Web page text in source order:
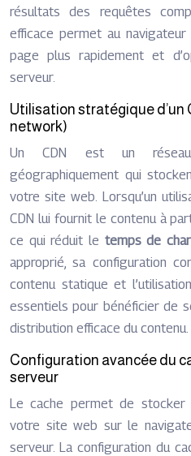
résultats des requêtes
efficace permet au
page plus rapidement et
serveur.
Utilisation stratégique d’un
network)
Un CDN est un
géographiquement qui
votre site web. Lorsqu’un
CDN lui fournit le contenu à
ce qui réduit le temps de
approprié, sa configuration
contenu statique et
essentiels pour bénéficier de
distribution efficace du contenu.
Configuration avancée du
serveur
Le cache permet de
votre site web sur le
serveur. La configuration du